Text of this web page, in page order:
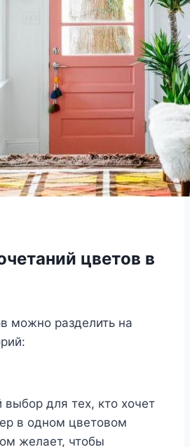
цветов в
можно разделить на
для тех, кто хочет
в одном цветовом
желает, чтобы